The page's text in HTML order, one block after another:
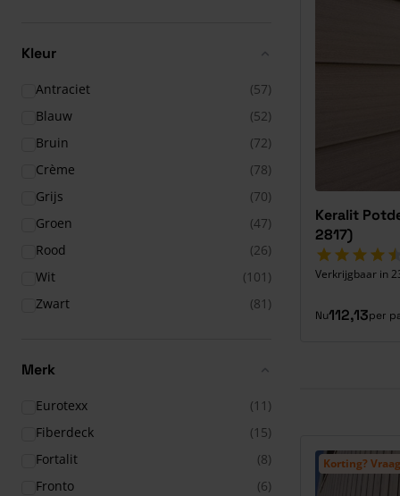
Kleur
Antraciet
(57)
Blauw
(52)
Bruin
(72)
Crème
(78)
Grijs
(70)
Groen
(47)
Rood
(26)
Wit
(101)
Zwart
(81)
Merk
Eurotexx
(11)
Fiberdeck
(15)
Fortalit
(8)
Fronto
(6)
Keralit
2817)
Verkrijgbaar in
Nu112,13per
Korting?